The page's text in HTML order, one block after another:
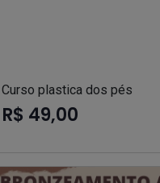
Curso plastica dos pés
R$ 49,00